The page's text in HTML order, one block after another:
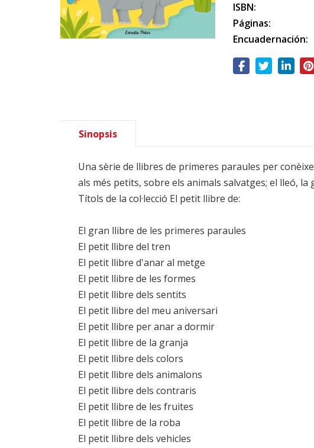
ISBN:
Páginas:
Encuadernación:
Sinopsis
Una sèrie de llibres de primeres paraules per
als més petits, sobre els animals salvatges; el lleó,
Títols de la col·lecció El petit llibre de:
El gran llibre de les primeres paraules
El petit llibre del tren
El petit llibre d'anar al metge
El petit llibre de les formes
El petit llibre dels sentits
El petit llibre del meu aniversari
El petit llibre per anar a dormir
El petit llibre de la granja
El petit llibre dels colors
El petit llibre dels animalons
El petit llibre dels contraris
El petit llibre de les fruites
El petit llibre de la roba
El petit llibre dels vehicles